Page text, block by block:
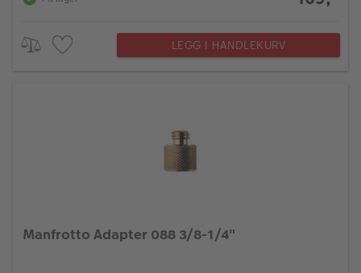
LEGG I HANDLEKURV
Manfrotto Adapter 088 3/8-1/4"